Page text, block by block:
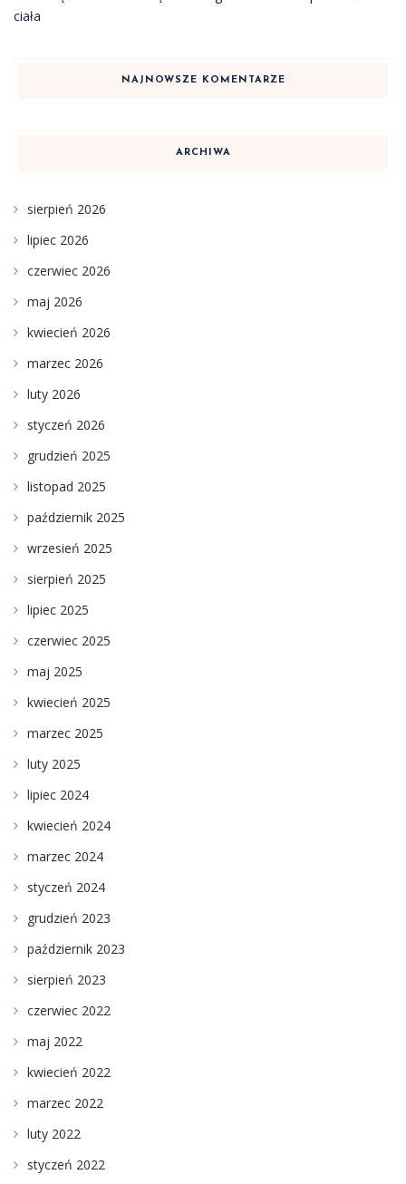
ciała
NAJNOWSZE KOMENTARZE
ARCHIWA
sierpień 2026
lipiec 2026
czerwiec 2026
maj 2026
kwiecień 2026
marzec 2026
luty 2026
styczeń 2026
grudzień 2025
listopad 2025
październik 2025
wrzesień 2025
sierpień 2025
lipiec 2025
czerwiec 2025
maj 2025
kwiecień 2025
marzec 2025
luty 2025
lipiec 2024
kwiecień 2024
marzec 2024
styczeń 2024
grudzień 2023
październik 2023
sierpień 2023
czerwiec 2022
maj 2022
kwiecień 2022
marzec 2022
luty 2022
styczeń 2022